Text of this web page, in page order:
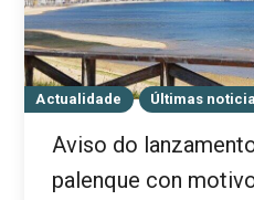
Actualidade Últimas
Aviso do
palenque con